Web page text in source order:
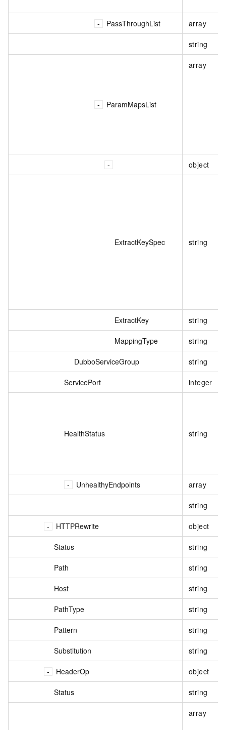
PassThroughList array
string
ParamMapsList
array
object
ExtractKeySpec string
ExtractKey string
MappingType string
DubboServiceGroup string
ServicePort integer
HealthStatus string
UnhealthyEndpoints array
string
HTTPRewrite object
Status string
Path string
Host string
PathType string
Pattern string
Substitution string
HeaderOp object
Status string
array